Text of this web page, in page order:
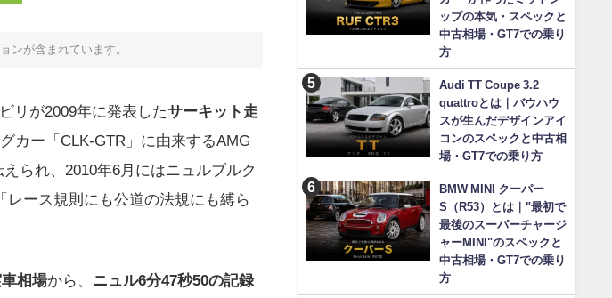
ンが含まれています。
リが2009年に発表したサーキット走
カー「CLK-GTR」に由来するAMG
えられ、2010年6月にはニュルブルク
ース規則にも公道の法規にも縛ら
相場から、 ニュル6分47秒50の記録
ップの本気・スペックと
中古相場・GT7での乗り
方
Audi TT Coupe 3.2
quattroとは｜バウハウ
スが生んだデザインアイ
コンのスペックと中古相
場・GT7での乗り方
BMW MINI クーパー
S（R53）とは｜"最初で
最後のスーパーチャージ
ャーMINI"のスペックと
中古相場・GT7での乗り
方